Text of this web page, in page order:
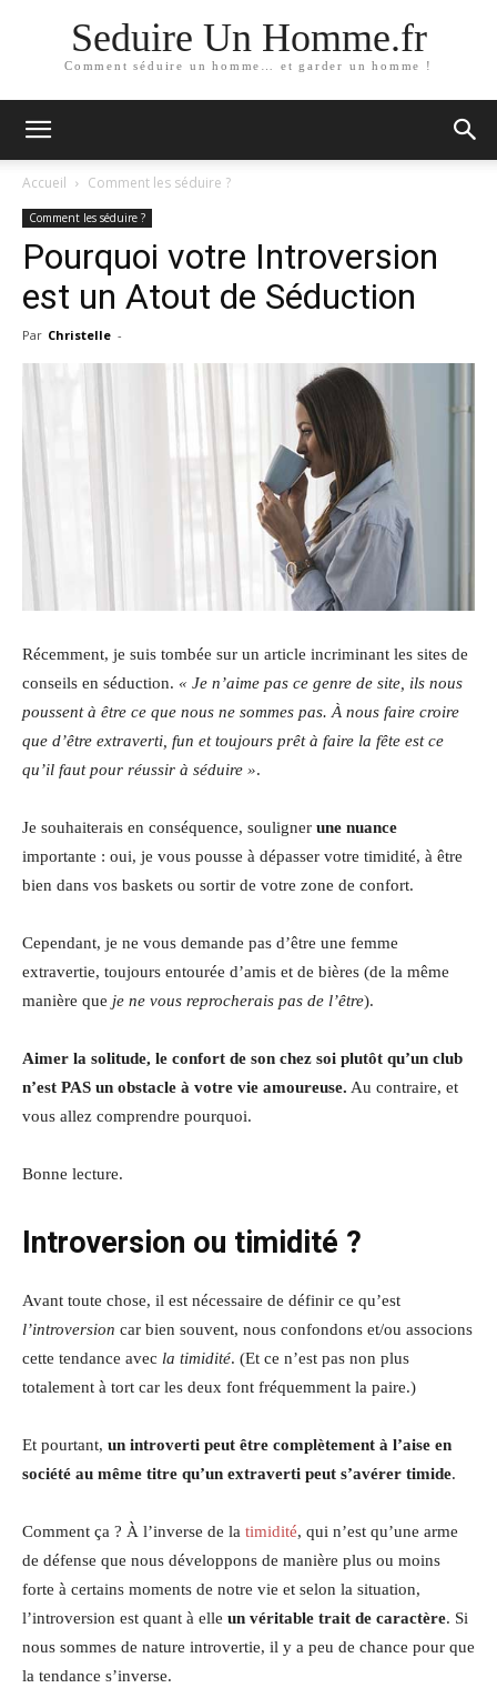
Seduire Un Homme.fr
Comment séduire un homme… et garder un homme !
Accueil Comment les séduire ?
Comment les séduire ?
Pourquoi votre Introversion
est un Atout de Séduction
Par Christelle -
Récemment, je suis tombée sur un article incriminant les sites de
conseils en séduction. « Je n’aime pas ce genre de site, ils nous
poussent à être ce que nous ne sommes pas. À nous faire croire
que d’être extraverti, fun et toujours prêt à faire la fête est ce
qu’il faut pour réussir à séduire ».
Je souhaiterais en conséquence, souligner une nuance
importante : oui, je vous pousse à dépasser votre timidité, à être
bien dans vos baskets ou sortir de votre zone de confort.
Cependant, je ne vous demande pas d’être une femme
extravertie, toujours entourée d’amis et de bières (de la même
manière que je ne vous reprocherais pas de l’être).
Aimer la solitude, le confort de son chez soi plutôt qu’un club
n’est PAS un obstacle à votre vie amoureuse. Au contraire, et
vous allez comprendre pourquoi.
Bonne lecture.
Introversion ou timidité ?
Avant toute chose, il est nécessaire de définir ce qu’est
l’introversion car bien souvent, nous confondons et/ou associons
cette tendance avec la timidité. (Et ce n’est pas non plus
totalement à tort car les deux font fréquemment la paire.)
Et pourtant, un introverti peut être complètement à l’aise en
société au même titre qu’un extraverti peut s’avérer timide.
Comment ça ? À l’inverse de la timidité, qui n’est qu’une arme
de défense que nous développons de manière plus ou moins
forte à certains moments de notre vie et selon la situation,
l’introversion est quant à elle un véritable trait de caractère. Si
nous sommes de nature introvertie, il y a peu de chance pour que
la tendance s’inverse.